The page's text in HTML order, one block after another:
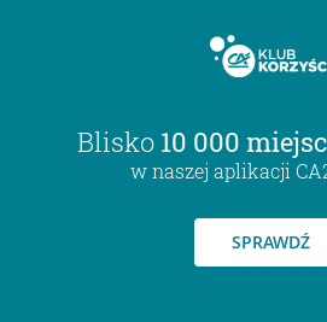
Blisko 10 000 miejsc
w naszej aplikacji
SPRAWDŹ